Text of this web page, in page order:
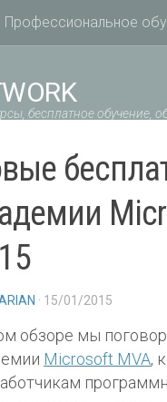
Профессиональное
бесплатное обучение,
· 15/01/2015
обзоре мы
Microsoft MVA,